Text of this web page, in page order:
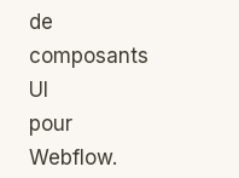
de
composants
UI
pour
Webflow.